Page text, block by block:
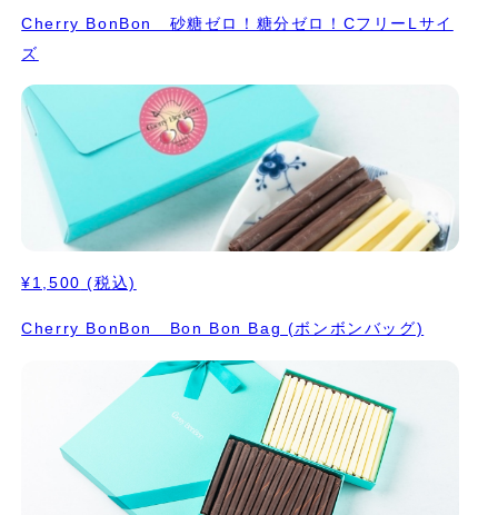
Cherry BonBon 砂糖ゼロ！糖分ゼロ！CフリーLサイ
ズ
¥1,500 (税込)
Cherry BonBon Bon Bon Bag (ボンボンバッグ)